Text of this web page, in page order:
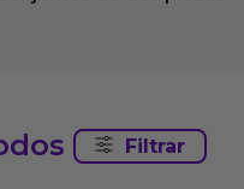
Filtrar